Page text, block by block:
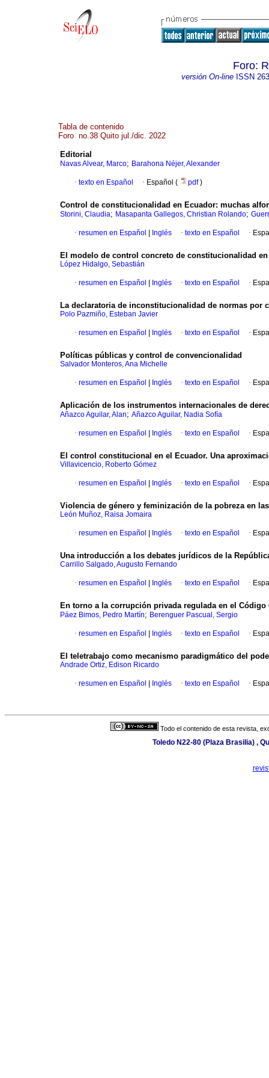
Foro:
versión On-lineISSN
Tabla de contenido
Foro no.38 Quito jul./dic. 2022
Editorial
Navas Alvear, Marco; Barahona Néjer, Alexander
· texto en Español · Español ( pdf)
Control de constitucionalidad en Ecuador: muchas
Storini, Claudia; Masapanta Gallegos, Christian Rolando;
· resumen en Español Inglés · texto en Español ·
El modelo de control concreto de constitucionalidad
López Hidalgo, Sebastián
· resumen en Español Inglés · texto en Español ·
La declaratoria de inconstitucionalidad de normas por
Polo Pazmiño, Esteban Javier
· resumen en Español Inglés · texto en Español ·
Políticas públicas y control de convencionalidad
Salvador Monteros, Ana Michelle
· resumen en Español Inglés · texto en Español ·
Aplicación de los instrumentos internacionales de
Añazco Aguilar, Alan; Añazco Aguilar, Nadia Sofía
· resumen en Español Inglés · texto en Español ·
El control constitucional en el Ecuador. Una
Villavicencio, Roberto Gómez
· resumen en Español Inglés · texto en Español ·
Violencia de género y feminización de la pobreza en
León Muñoz, Raisa Jomaira
· resumen en Español Inglés · texto en Español ·
Una introducción a los debates jurídicos de la
Carrillo Salgado, Augusto Fernando
· resumen en Español Inglés · texto en Español ·
En torno a la corrupción privada regulada en el
Páez Bimos, Pedro Martín; Berenguer Pascual, Sergio
· resumen en Español Inglés · texto en Español ·
El teletrabajo como mecanismo paradigmático del
Andrade Ortiz, Edison Ricardo
· resumen en Español Inglés · texto en Español ·
Todo el contenido de esta revista,
Toledo N22-80 (Plaza Brasilia) ,